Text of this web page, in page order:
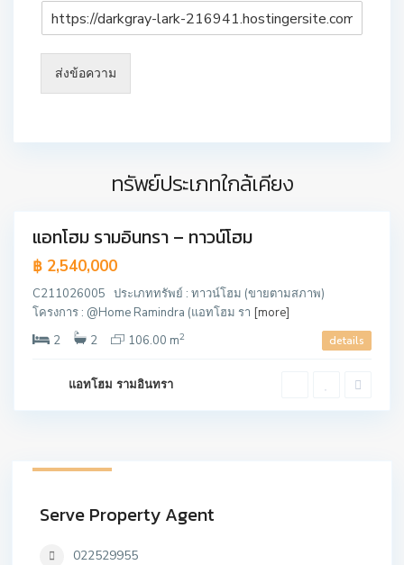
ส่งข้อความ
ทรัพย์ประเภทใกล้เคียง
แอทโฮม รามอินทรา – ทาวน์โฮม
฿ 2,540,000
C211026005 ประเภททรัพย์ : ทาวน์โฮม (ขายตามสภาพ)
โครงการ : @Home Ramindra (แอทโฮม รา [more]
2
2 106.00 m2 details
แอทโฮม รามอินทรา
Serve Property Agent
022529955